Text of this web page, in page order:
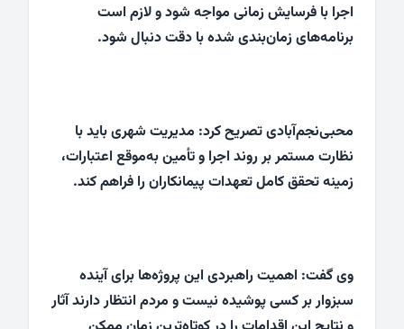
اجرا با فرسایش زمانی مواجه شود و لازم است
برنامه‌های زمان‌بندی شده با دقت دنبال شود.
محبی‌نجم‌آبادی تصریح کرد: مدیریت شهری باید با
نظارت مستمر بر روند اجرا و تأمین به‌موقع اعتبارات،
زمینه تحقق کامل تعهدات پیمانکاران را فراهم کند.
وی گفت: اهمیت راهبردی این پروژه‌ها برای آینده
سبزوار بر کسی پوشیده نیست و مردم انتظار دارند آثار